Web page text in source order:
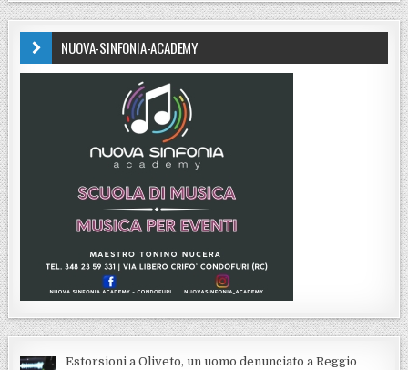
NUOVA-SINFONIA-ACADEMY
Estorsioni a Oliveto, un uomo denunciato a Reggio